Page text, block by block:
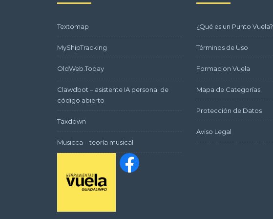
Textomap
MyShipTracking
OldWeb.Today
Clawdbot – asistente IA personal de
código abierto
Taxdown
Musicca – teoría musical
¿Qué es un Punto Vuela?
Términos de Uso
Formacion Vuela
Mapa de Categorías
Protección de Datos
Aviso Legal